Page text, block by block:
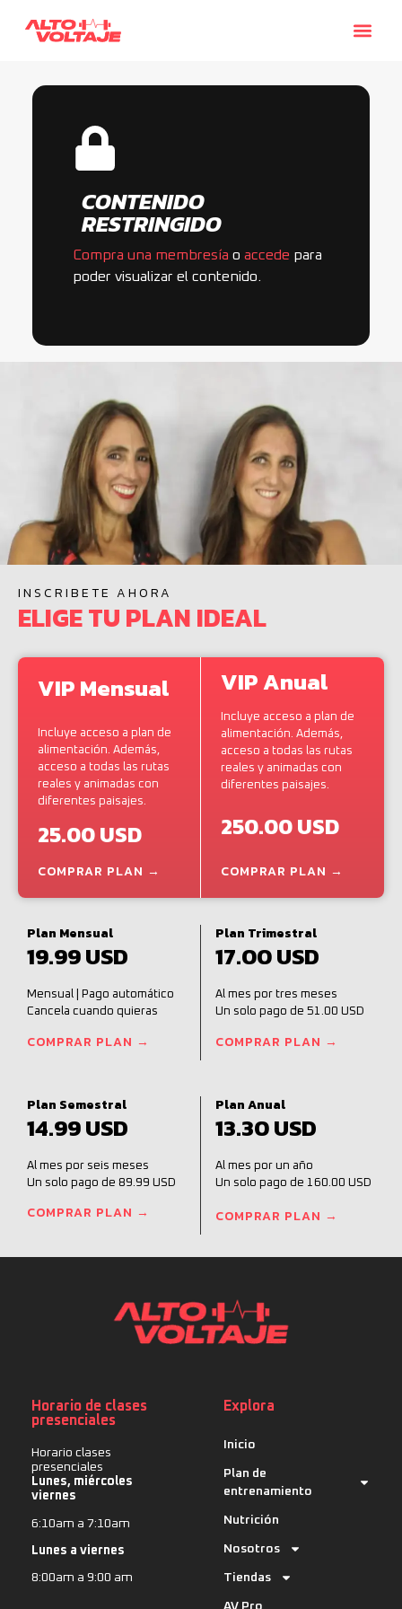
CONTENIDO
RESTRINGIDO
Compra una membresía o accede para
poder visualizar el contenido.
INSCRIBETE AHORA
ELIGE TU PLAN IDEAL
VIP Mensual
Incluye acceso a plan de
alimentación. Además,
acceso a todas las rutas
reales y animadas con
diferentes paisajes.
25.00 USD
COMPRAR PLAN →
VIP Anual
Incluye acceso a plan de
alimentación. Además,
acceso a todas las rutas
reales y animadas con
diferentes paisajes.
250.00 USD
COMPRAR PLAN →
Plan Mensual
19.99 USD
Mensual | Pago automático
Cancela cuando quieras
COMPRAR PLAN →
Plan Trimestral
17.00 USD
Al mes por tres meses
Un solo pago de 51.00 USD
COMPRAR PLAN →
Plan Semestral
14.99 USD
Al mes por seis meses
Un solo pago de 89.99 USD
COMPRAR PLAN →
Plan Anual
13.30 USD
Al mes por un año
Un solo pago de 160.00 USD
COMPRAR PLAN →
Horario de clases
presenciales
Horario clases
presenciales
Lunes, miércoles
viernes
6:10am a 7:10am
Lunes a viernes
8:00am a 9:00 am
Explora
Inicio
Plan de
entrenamiento
Nutrición
Nosotros
Tiendas